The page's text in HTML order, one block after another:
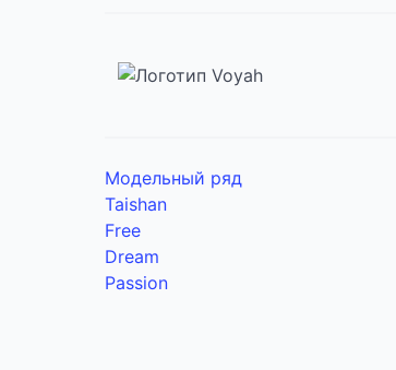
Модельный ряд
Taishan
Free
Dream
Passion